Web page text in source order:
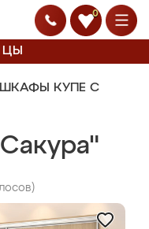
0
ШКАФЫ КУПЕ С